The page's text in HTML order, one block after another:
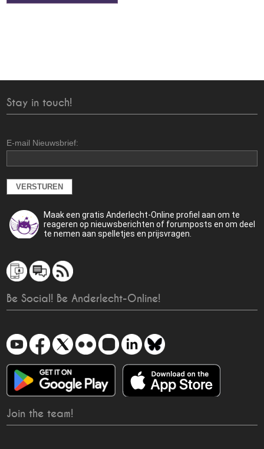
Stay in touch!
E-mail Nieuwsbrief:
Maak een gratis Anderlecht-Online profiel aan om te
reageren op nieuwsberichten of forumposts en om deel
te nemen aan spelletjes en prijsvragen.
Be Social! Be Anderlecht-Online!
Join the team!